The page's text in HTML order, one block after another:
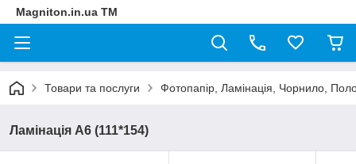
Magniton.in.ua ТМ
Товари та послуги Фотопапір, Ламінація, Чорнило,
Ламінація А6 (111*154)